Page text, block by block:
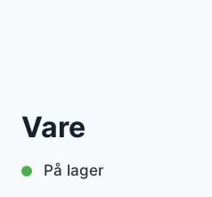
Vare
På lager